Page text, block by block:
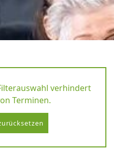
verhindert
Terminen.